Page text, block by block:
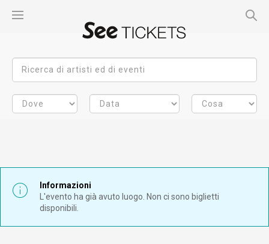
Informazioni
L'evento ha già avuto luogo. Non ci sono biglietti
disponibili.